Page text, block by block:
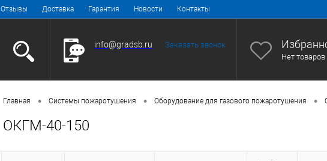
Отзывы Доставка Гарантия Новости Контакты
info@gradsb.ru Заказать звонок
Нет товаров
Главная • Системы пожаротушения • Оборудование для газового пожаротушения •
ОКГМ-40-150